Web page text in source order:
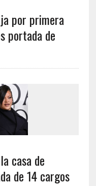
por primera
portada de
casa de
de 14 cargos